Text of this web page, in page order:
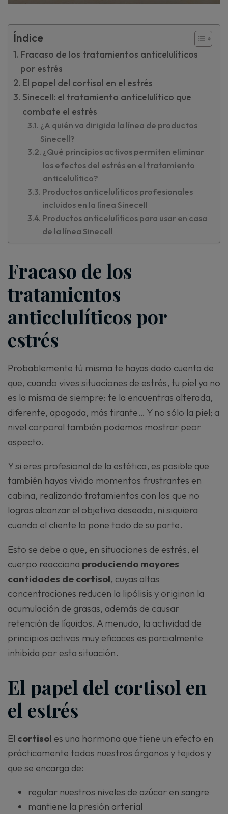
Índice
Fracaso de los tratamientos anticelulíticos
por estrés
El papel del cortisol en el estrés
Sinecell: el tratamiento anticelulítico que
combate el estrés
¿A quién va dirigida la línea de productos
Sinecell?
¿Qué principios activos permiten eliminar
los efectos del estrés en el tratamiento
anticelulítico?
Productos anticelulíticos profesionales
incluidos en la línea Sinecell
Productos anticelulíticos para usar en casa
de la línea Sinecell
Fracaso de los
tratamientos
anticelulíticos por
estrés
Probablemente tú misma te hayas dado cuenta de
que, cuando vives situaciones de estrés, tu piel ya no
es la misma de siempre: te la encuentras alterada,
diferente, apagada, más tirante… Y no sólo la piel; a
nivel corporal también podemos mostrar peor
aspecto.
Y si eres profesional de la estética, es posible que
también hayas vivido momentos frustrantes en
cabina, realizando tratamientos con los que no
logras alcanzar el objetivo deseado, ni siquiera
cuando el cliente lo pone todo de su parte.
Esto se debe a que, en situaciones de estrés, el
cuerpo reacciona produciendo mayores
cantidades de cortisol, cuyas altas
concentraciones reducen la lipólisis y originan la
acumulación de grasas, además de causar
retención de líquidos. A menudo, la actividad de
principios activos muy eficaces es parcialmente
inhibida por esta situación.
El papel del cortisol en
el estrés
El cortisol es una hormona que tiene un efecto en
prácticamente todos nuestros órganos y tejidos y
que se encarga de:
regular nuestros niveles de azúcar en sangre
mantiene la presión arterial